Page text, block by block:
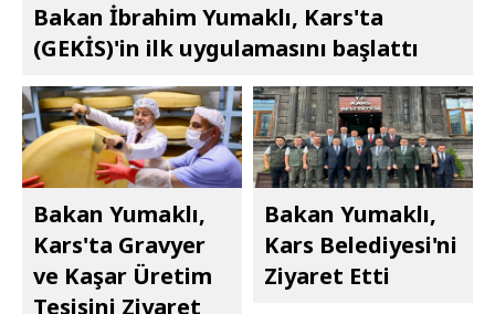
Bakan İbrahim Yumaklı, Kars'ta
(GEKİS)'in ilk uygulamasını başlattı
Bakan Yumaklı,
Kars'ta Gravyer
ve Kaşar Üretim
Tesisini Ziyaret
Bakan Yumaklı,
Kars Belediyesi'ni
Ziyaret Etti